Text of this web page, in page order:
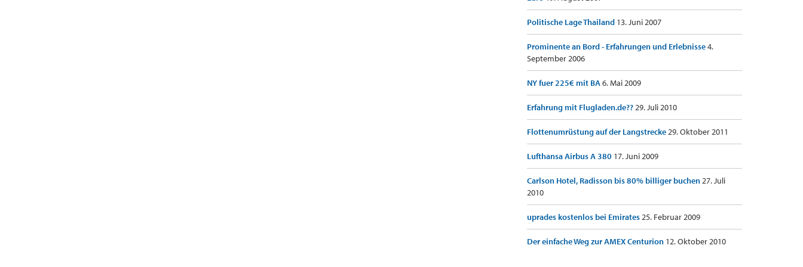
Politische Lage Thailand 13. Juni 2007
Prominente an Bord - Erfahrungen und Erlebnisse4.
September 2006
NY fuer 225€ mit BA6. Mai 2009
Erfahrung mit Flugladen.de??29. Juli 2010
Flottenumrüstung auf der Langstrecke29. Oktober 2011
Lufthansa Airbus A 380 17. Juni 2009
Carlson Hotel, Radisson bis 80% billiger buchen27. Juli
2010
uprades kostenlos bei Emirates25. Februar 2009
Der einfache Weg zur AMEX Centurion 12. Oktober 2010